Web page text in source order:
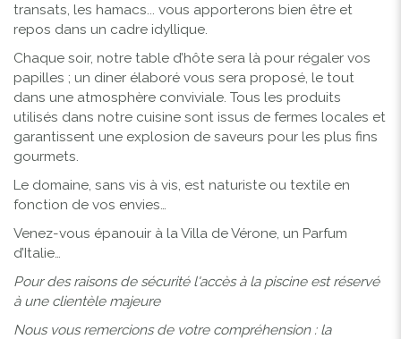
transats, les hamacs... vous apporterons bien être et
repos dans un cadre idyllique.
Chaque soir, notre table d’hôte sera là pour régaler vos
papilles ; un diner élaboré vous sera proposé, le tout
dans une atmosphère conviviale. Tous les produits
utilisés dans notre cuisine sont issus de fermes locales et
garantissent une explosion de saveurs pour les plus fins
gourmets.
Le domaine, sans vis à vis, est naturiste ou textile en
fonction de vos envies…
Venez-vous épanouir à la Villa de Vérone, un Parfum
d’Italie…
Pour des raisons de sécurité l'accès à la piscine est réservé
à une clientèle majeure
Nous vous remercions de votre compréhension : la